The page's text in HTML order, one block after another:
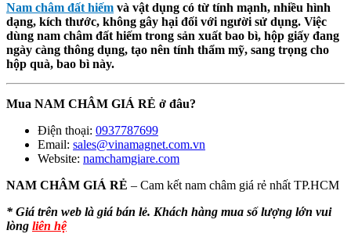
Nam châm đất hiếm và vật dụng có từ tính mạnh, nhiều hình
dạng, kích thước, không gây hại đối với người sử dụng. Việc
dùng nam châm đất hiếm trong sản xuất bao bì, hộp giấy đang
ngày càng thông dụng, tạo nên tính thẩm mỹ, sang trọng cho
hộp quà, bao bì này.
Mua NAM CHÂM GIÁ RẺ ở đâu?
Điện thoại: 0937787699
Email: sales@vinamagnet.com.vn
Website: namchamgiare.com
NAM CHÂM GIÁ RẺ – Cam kết nam châm giá rẻ nhất TP.HCM
* Giá trên web là giá bán lẻ. Khách hàng mua số lượng lớn vui
lòng liên hệ